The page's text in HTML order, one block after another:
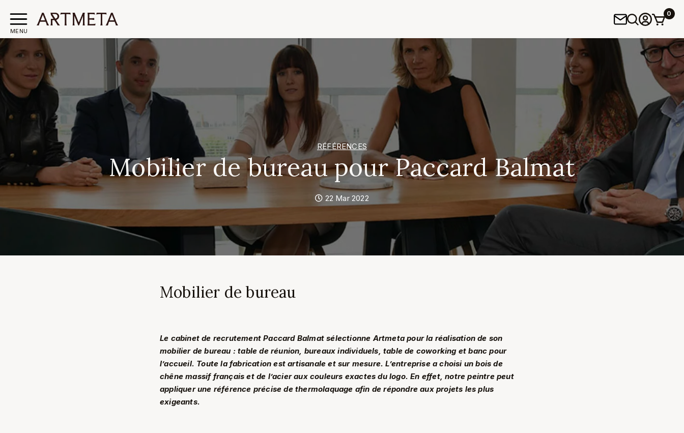
MENU
0
RÉFÉRENCES
Mobilier de bureau pour Paccard Balmat
22 Mar 2022
Mobilier de bureau
Le cabinet de recrutement Paccard Balmat sélectionne Artmeta pour la réalisation de son
mobilier de bureau : table de réunion, bureaux individuels, table de coworking et banc pour
l’accueil. Toute la fabrication est artisanale et sur mesure. L’entreprise a choisi un bois de
chêne massif français et de l’acier aux couleurs exactes du logo. En effet, notre peintre peut
appliquer une référence précise de thermolaquage afin de répondre aux projets les plus
exigeants.